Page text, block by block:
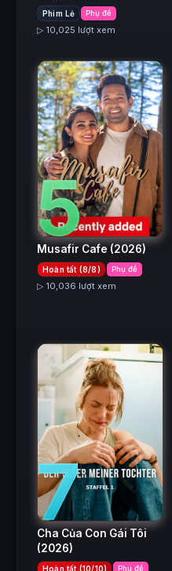
Phim Lẻ Phụ đề
▷ 10,025 lượt xem
5
Musafir Cafe (2026)
Hoàn tất (8/8) Phụ đề
▷ 10,036 lượt xem
7
Cha Của Con Gái Tôi
(2026)
Hoàn tất (10/10) Phụ đề